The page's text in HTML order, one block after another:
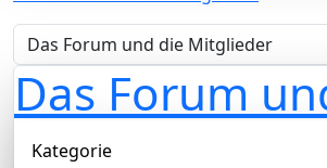
Das Forum
Kategorie